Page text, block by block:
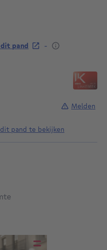
pand
-
pand te bekijken
Melden